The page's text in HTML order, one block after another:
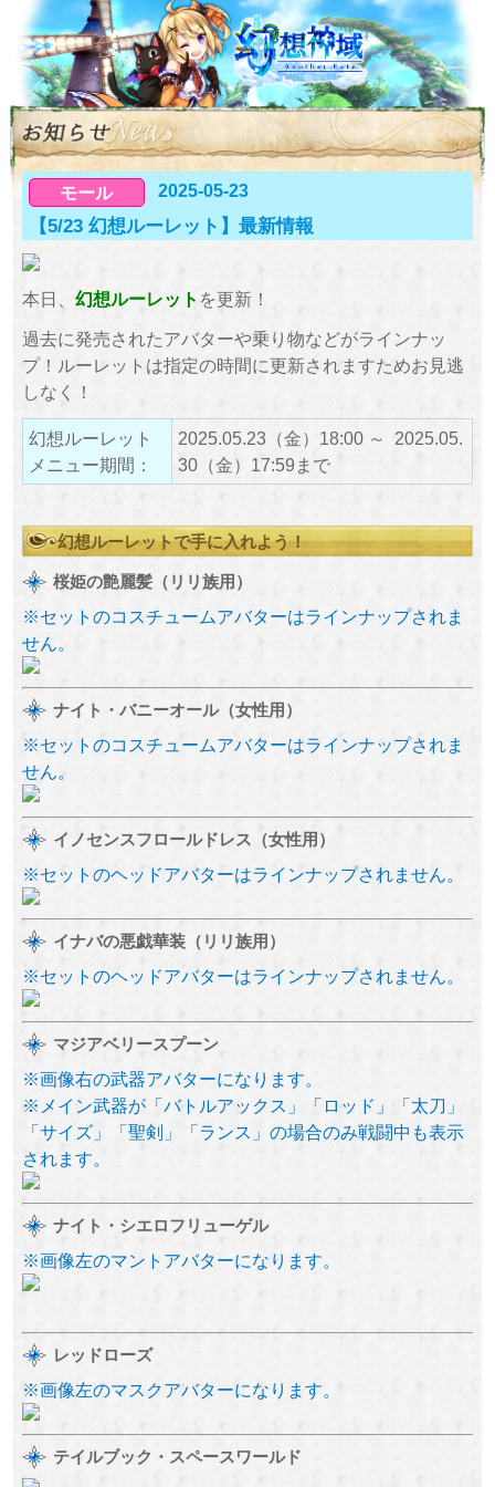
モール 2025-05-23
【5/23 幻想ルーレット】最新情報
本日、 幻想ルーレット を更新！
過去に発売されたアバターや乗り物などがラインナッ
プ！ルーレットは指定の時間に更新されますためお見逃
しなく！
幻想ルーレット
メニュー期間：
2025.05.23（金）18:00 ～ 2025.05.
30（金）17:59まで
幻想ルーレットで手に入れよう！
桜姫の艶麗髪（リリ族用）
※セットのコスチュームアバターはラインナップされま
せん。
ナイト・バニーオール（女性用）
※セットのコスチュームアバターはラインナップされま
せん。
イノセンスフロールドレス（女性用）
※セットのヘッドアバターはラインナップされません。
イナバの悪戯華装（リリ族用）
※セットのヘッドアバターはラインナップされません。
マジアベリースプーン
※画像右の武器アバターになります。
※メイン武器が「バトルアックス」「ロッド」「太刀」
「サイズ」「聖剣」「ランス」の場合のみ戦闘中も表示
されます。
ナイト・シエロフリューゲル
※画像左のマントアバターになります。
レッドローズ
※画像左のマスクアバターになります。
テイルブック・スペースワールド